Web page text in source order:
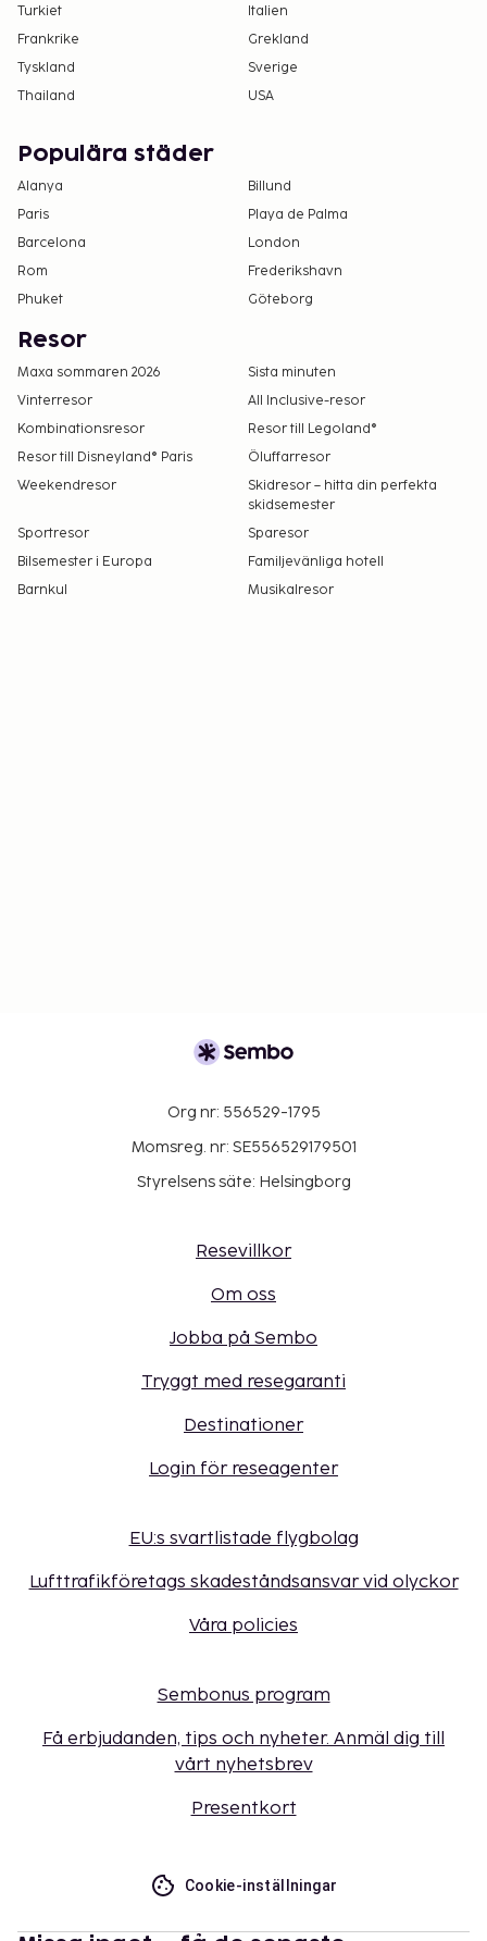
Turkiet
Italien
Frankrike
Grekland
Tyskland
Sverige
Thailand
USA
Populära städer
Alanya
Billund
Paris
Playa de Palma
Barcelona
London
Rom
Frederikshavn
Phuket
Göteborg
Resor
Maxa sommaren 2026
Sista minuten
Vinterresor
All Inclusive-resor
Kombinationsresor
Resor till Legoland®
Resor till Disneyland® Paris
Öluffarresor
Weekendresor
Skidresor – hitta din perfekta
skidsemester
Sportresor
Sparesor
Bilsemester i Europa
Familjevänliga hotell
Barnkul
Musikalresor
Org nr: 556529-1795
Momsreg. nr: SE556529179501
Styrelsens säte: Helsingborg
Resevillkor
Om oss
Jobba på Sembo
Tryggt med resegaranti
Destinationer
Login för reseagenter
EU:s svartlistade flygbolag
Lufttrafikföretags skadeståndsansvar vid olyckor
Våra policies
Sembonus program
Få erbjudanden, tips och nyheter. Anmäl dig till
vårt nyhetsbrev
Presentkort
Cookie-inställningar